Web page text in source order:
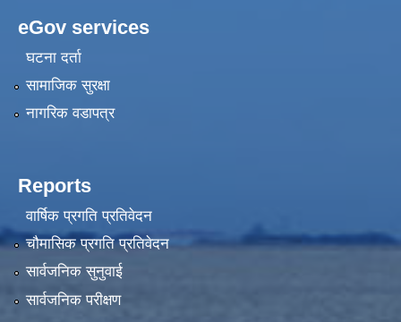
eGov services
घटना दर्ता
सामाजिक सुरक्षा
नागरिक वडापत्र
Reports
वार्षिक प्रगति प्रतिवेदन
चौमासिक प्रगति प्रतिवेदन
सार्वजनिक सुनुवाई
सार्वजनिक परीक्षण